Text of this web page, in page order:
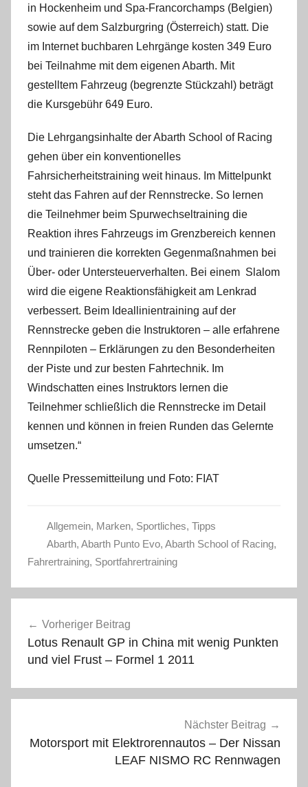
in Hockenheim und Spa-Francorchamps (Belgien)
sowie auf dem Salzburgring (Österreich) statt. Die
im Internet buchbaren Lehrgänge kosten 349 Euro
bei Teilnahme mit dem eigenen Abarth. Mit
gestelltem Fahrzeug (begrenzte Stückzahl) beträgt
die Kursgebühr 649 Euro.
Die Lehrgangsinhalte der Abarth School of Racing
gehen über ein konventionelles
Fahrsicherheitstraining weit hinaus. Im Mittelpunkt
steht das Fahren auf der Rennstrecke. So lernen
die Teilnehmer beim Spurwechseltraining die
Reaktion ihres Fahrzeugs im Grenzbereich kennen
und trainieren die korrekten Gegenmaßnahmen bei
Über- oder Untersteuerverhalten. Bei einem Slalom
wird die eigene Reaktionsfähigkeit am Lenkrad
verbessert. Beim Ideallinientraining auf der
Rennstrecke geben die Instruktoren – alle erfahrene
Rennpiloten – Erklärungen zu den Besonderheiten
der Piste und zur besten Fahrtechnik. Im
Windschatten eines Instruktors lernen die
Teilnehmer schließlich die Rennstrecke im Detail
kennen und können in freien Runden das Gelernte
umsetzen.“
Quelle Pressemitteilung und Foto: FIAT
Allgemein, Marken, Sportliches, Tipps
Abarth, Abarth Punto Evo, Abarth School of Racing,
Fahrertraining, Sportfahrertraining
Vorheriger Beitrag
Lotus Renault GP in China mit wenig Punkten
und viel Frust – Formel 1 2011
Nächster Beitrag
Motorsport mit Elektrorennautos – Der Nissan
LEAF NISMO RC Rennwagen